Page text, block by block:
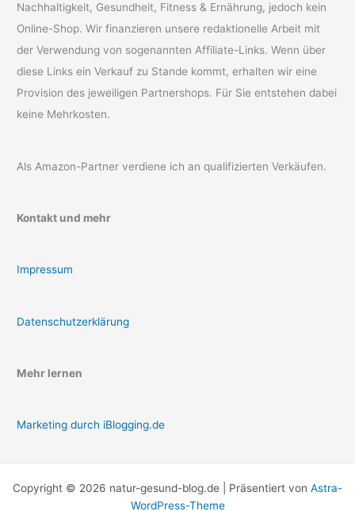
Nachhaltigkeit, Gesundheit, Fitness & Ernährung, jedoch kein
Online-Shop. Wir finanzieren unsere redaktionelle Arbeit mit
der Verwendung von sogenannten Affiliate-Links. Wenn über
diese Links ein Verkauf zu Stande kommt, erhalten wir eine
Provision des jeweiligen Partnershops. Für Sie entstehen dabei
keine Mehrkosten.
Als Amazon-Partner verdiene ich an qualifizierten Verkäufen.
Kontakt und mehr
Impressum
Datenschutzerklärung
Mehr lernen
Marketing durch iBlogging.de
Copyright © 2026 natur-gesund-blog.de | Präsentiert von Astra-
WordPress-Theme